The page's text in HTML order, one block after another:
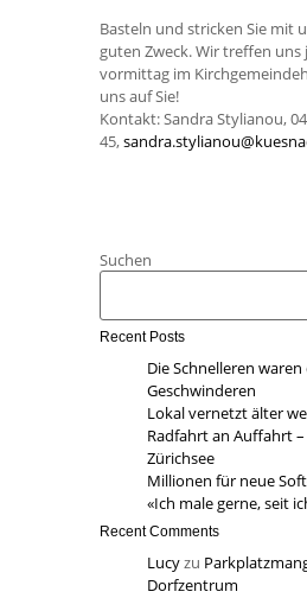
Basteln und stricken Sie mit
guten Zweck. Wir treffen
vormittag im
uns auf Sie!
Kontakt:Sandra Stylianou,
45,
Suchen
Recent Posts
Die Schnelleren waren
Geschwinderen
Lokal vernetzt älter
Radfahrt an Auffahrt
Zürichsee
Millionen für neue
«Ich male gerne, seit
Recent Comments
Lucyzu
Dorfzentrum